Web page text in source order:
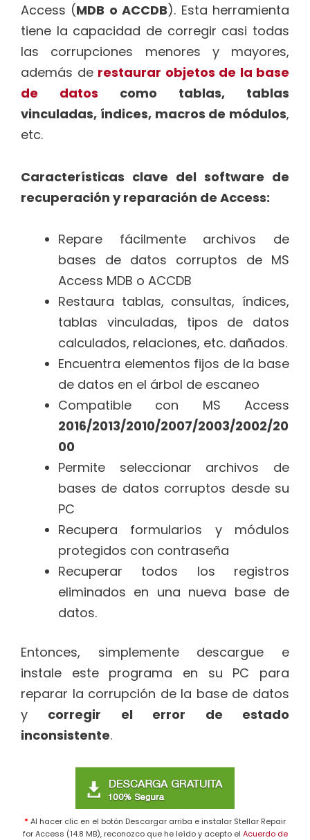
Access (MDB o ACCDB). Esta herramienta
tiene la capacidad de corregir casi todas
las corrupciones menores y mayores,
además de restaurar objetos de la base
de datos como tablas, tablas
vinculadas, índices, macros de módulos,
etc.
Características clave del software de
recuperación y reparación de Access:
Repare fácilmente archivos de
bases de datos corruptos de MS
Access MDB o ACCDB
Restaura tablas, consultas, índices,
tablas vinculadas, tipos de datos
calculados, relaciones, etc. dañados.
Encuentra elementos fijos de la base
de datos en el árbol de escaneo
Compatible con MS Access
2016/2013/2010/2007/2003/2002/20
00
Permite seleccionar archivos de
bases de datos corruptos desde su
PC
Recupera formularios y módulos
protegidos con contraseña
Recuperar todos los registros
eliminados en una nueva base de
datos.
Entonces, simplemente descargue e
instale este programa en su PC para
reparar la corrupción de la base de datos
y corregir el error de estado
inconsistente.
* Al hacer clic en el botón Descargar arriba e instalar Stellar Repair
for Access (14.8 MB), reconozco que he leído y acepto el Acuerdo de